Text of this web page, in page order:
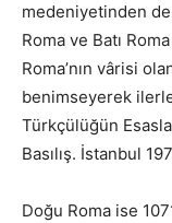
medeniyetinden
Roma ve Batı
Roma’nın vârisi
benimseyerek
Türkçülüğün
Basılış. İstanbul
Doğu Roma ise